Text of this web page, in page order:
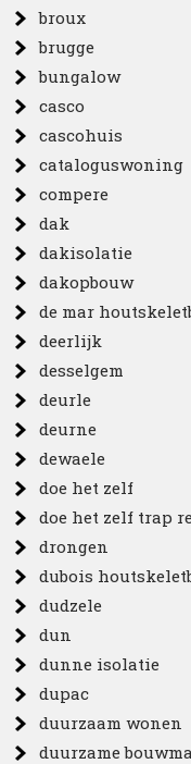
broux
brugge
bungalow
casco
cascohuis
cataloguswoning
compere
dak
dakisolatie
dakopbouw
de mar
deerlijk
desselgem
deurle
deurne
dewaele
doe het zelf
doe het zelf trap
drongen
dubois
dudzele
dun
dunne isolatie
dupac
duurzaam wonen
duurzame